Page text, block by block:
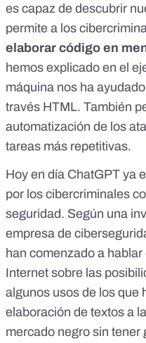
es capaz de descubrir
permite a los
elaborar código en
hemos explicado en el
máquina nos ha
través HTML. También
automatización de los
tareas más repetitivas.
Hoy en día ChatGPT ya
por los cibercriminales
seguridad. Según una
empresa de
han comenzado a
Internet sobre las
algunos usos de los que
elaboración de textos a
mercado negro sin tener